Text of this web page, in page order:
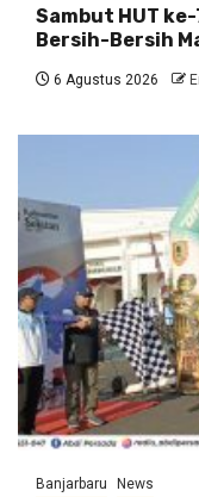
Sambut HUT
Bersih-Bersih
6 Agustus 2026
Banjarbaru News